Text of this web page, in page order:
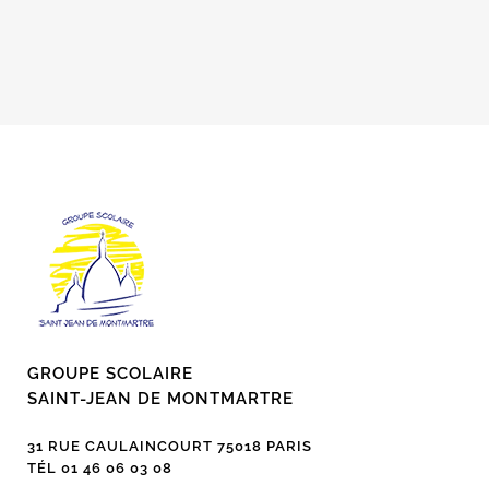
GROUPE SCOLAIRE
SAINT-JEAN DE MONTMARTRE
31 RUE CAULAINCOURT 75018 PARIS
TÉL 01 46 06 03 08